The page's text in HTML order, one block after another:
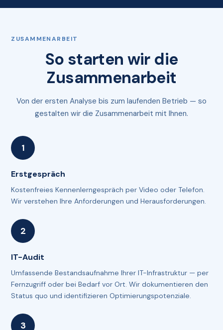
ZUSAMMENARBEIT
So starten wir die
Zusammenarbeit
Von der ersten Analyse bis zum laufenden Betrieb — so
gestalten wir die Zusammenarbeit mit Ihnen.
Erstgespräch
Kostenfreies Kennenlerngespräch per Video oder Telefon.
Wir verstehen Ihre Anforderungen und Herausforderungen.
IT-Audit
Umfassende Bestandsaufnahme Ihrer IT-Infrastruktur — per
Fernzugriff oder bei Bedarf vor Ort. Wir dokumentieren den
Status quo und identifizieren Optimierungspotenziale.